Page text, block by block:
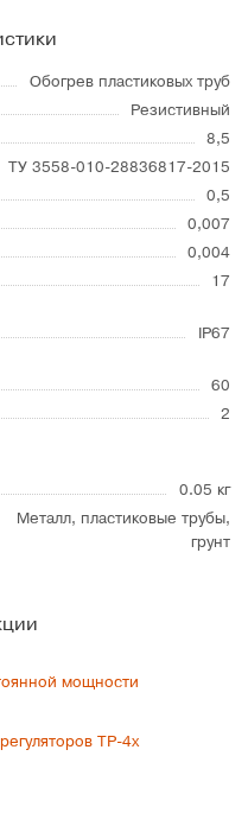
Обогрев пластиковых труб
Резистивный
8,5
ТУ 3558-010-28836817-2015
0,5
0,007
0,004
17
IP67
60
2
0.05 кг
Металл, пластиковые трубы,
грунт
мощности
ТР-4х